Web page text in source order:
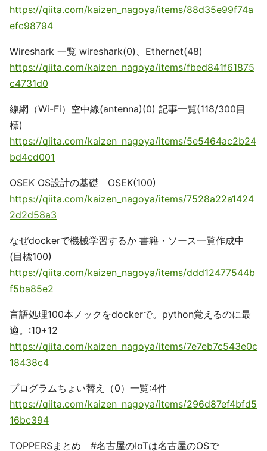
https://qiita.com/kaizen_nagoya/items/88d35e99f74a
efc98794
Wireshark 一覧 wireshark(0)、Ethernet(48)
https://qiita.com/kaizen_nagoya/items/fbed841f61875
c4731d0
線網（Wi-Fi）空中線(antenna)(0) 記事一覧(118/300目
標)
https://qiita.com/kaizen_nagoya/items/5e5464ac2b24
bd4cd001
OSEK OS設計の基礎 OSEK(100)
https://qiita.com/kaizen_nagoya/items/7528a22a1424
2d2d58a3
なぜdockerで機械学習するか 書籍・ソース一覧作成中
(目標100)
https://qiita.com/kaizen_nagoya/items/ddd12477544b
f5ba85e2
言語処理100本ノックをdockerで。python覚えるのに最
適。:10+12
https://qiita.com/kaizen_nagoya/items/7e7eb7c543e0c
18438c4
プログラムちょい替え（0）一覧:4件
https://qiita.com/kaizen_nagoya/items/296d87ef4bfd5
16bc394
TOPPERSまとめ #名古屋のIoTは名古屋のOSで